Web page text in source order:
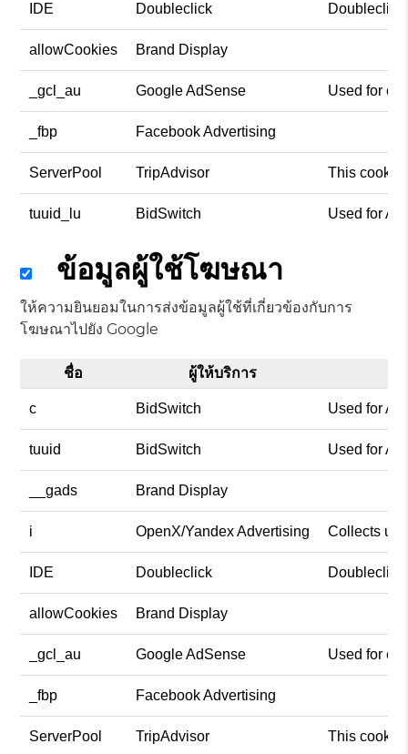
IDE Doubleclick
allowCookies Brand Display
_gcl_au Google AdSense Used for
_fbp Facebook Advertising
ServerPool TripAdvisor This cookie
tuuid_lu BidSwitch Used for
ข้อมูลผู้ใช้โฆษณา
ให้ความยินยอมในการส่งข้อมูลผู้ใช้ที่เกี่ยวข้องกับการ
โฆษณาไปยัง Google
ชื่อ ผู้ให้บริการ
c BidSwitch Used for
tuuid BidSwitch Used for
__gads Brand Display
i OpenX/Yandex Advertising Collects
IDE Doubleclick
allowCookies Brand Display
_gcl_au Google AdSense Used for
_fbp Facebook Advertising
ServerPool TripAdvisor This cookie